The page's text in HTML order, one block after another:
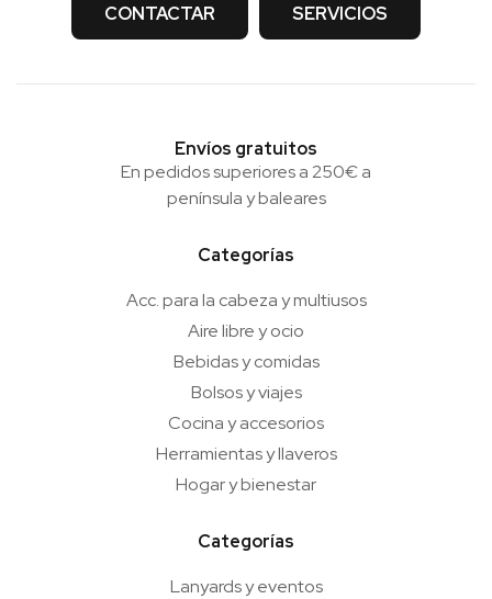
CONTACTAR SERVICIOS
Envíos gratuitos
En pedidos superiores a 250€ a
península y baleares
Categorías
Acc. para la cabeza y multiusos
Aire libre y ocio
Bebidas y comidas
Bolsos y viajes
Cocina y accesorios
Herramientas y llaveros
Hogar y bienestar
Categorías
Lanyards y eventos